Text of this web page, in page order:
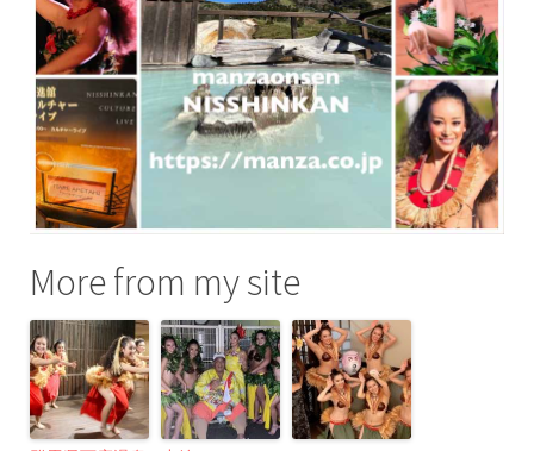
More from my site